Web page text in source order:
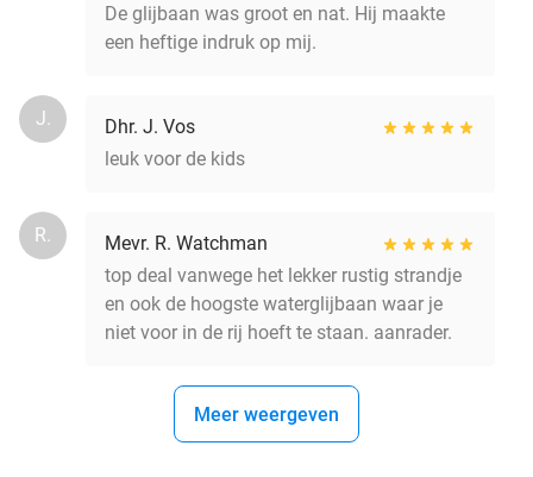
De glijbaan was groot en nat. Hij maakte
een heftige indruk op mij.
J.
Dhr. J. Vos
leuk voor de kids
R.
Mevr. R. Watchman
top deal vanwege het lekker rustig strandje
en ook de hoogste waterglijbaan waar je
niet voor in de rij hoeft te staan. aanrader.
Meer weergeven